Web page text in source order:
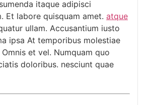
itaque adipisci
Et labore quisquam amet. atque
ullam. Accusantium iusto
ipsa At temporibus molestiae
et vel. Numquam quo
doloribus. nesciunt quae